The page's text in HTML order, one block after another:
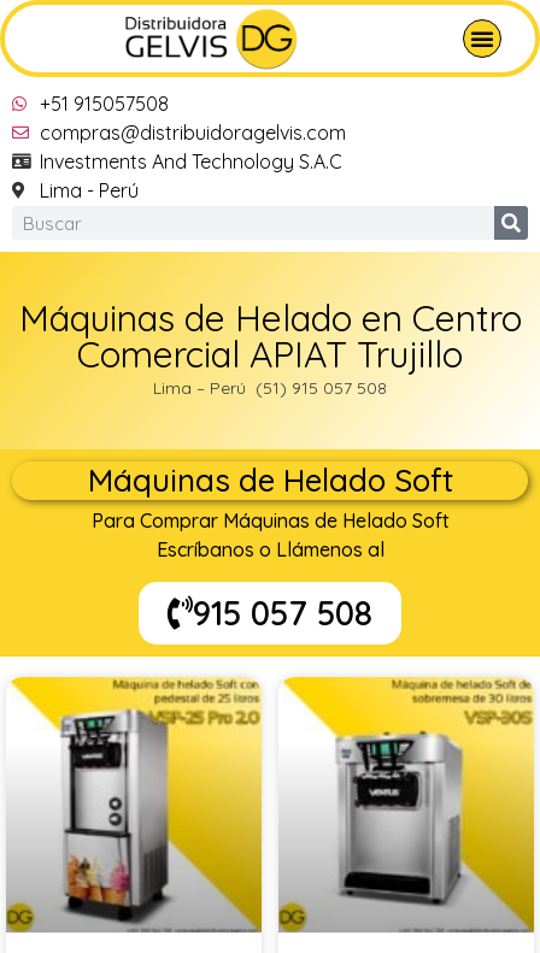
+51 915057508
compras@distribuidoragelvis.com
Investments And Technology S.A.C
Lima - Perú
Máquinas de Helado en Centro
Comercial APIAT Trujillo
Lima – Perú (51) 915 057 508
Máquinas de Helado Soft
Para Comprar Máquinas de Helado Soft
Escríbanos o Llámenos al
915 057 508